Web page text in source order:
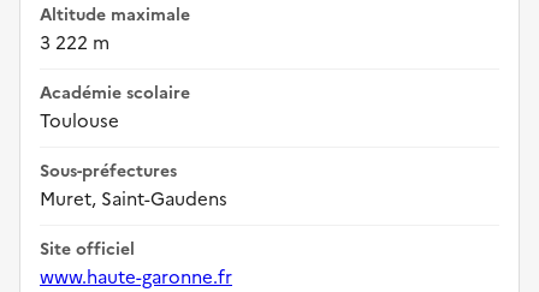
Altitude maximale
3 222 m
Académie scolaire
Toulouse
Sous-préfectures
Muret, Saint-Gaudens
Site officiel
www.haute-garonne.fr